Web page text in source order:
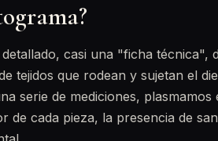
casi una "ficha técnica",
tejidos que rodean y sujetan el
serie de mediciones,
de cada pieza, la presencia de